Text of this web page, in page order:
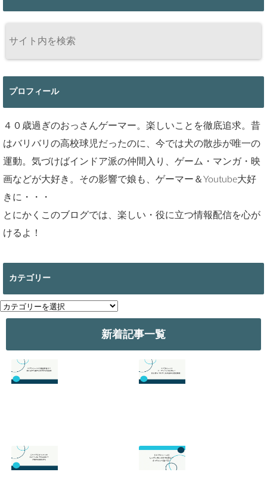
プロフィール
４０歳過ぎのおっさんゲーマー。楽しいことを徹底追求。昔
はバリバリの高校球児だったのに、今では犬の散歩が唯一の
運動。気づけばインドア派の仲間入り、ゲーム・マンガ・映
画などが大好き。その影響で娘も、ゲーマー＆Youtube大好
きに・・・
とにかくこのブログでは、楽しい・役に立つ情報配信を心が
けるよ！
カテゴリー
カ
テ
新着記事一覧
心者でも勝てるお
すすめを解説
2026.07.19
面白い！初心者向
けのやり方の基本
を徹底解説！